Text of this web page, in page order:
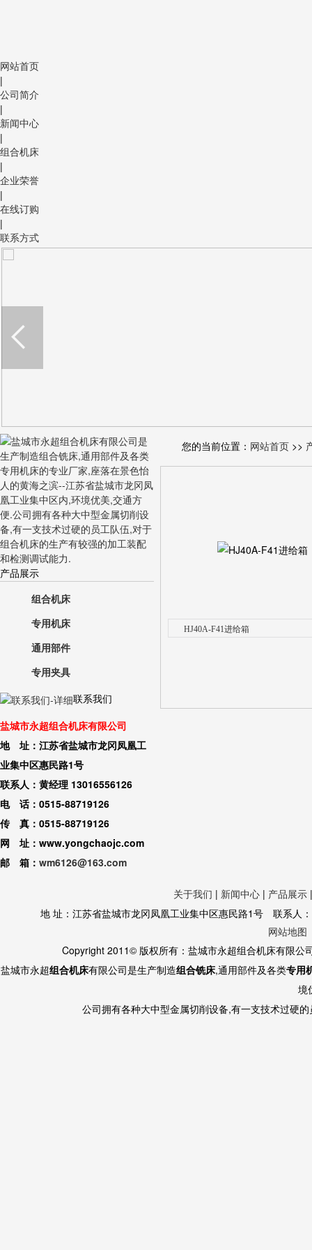
网站首页
|
公司简介
|
新闻中心
|
组合机床
|
企业荣誉
|
在线订购
|
联系方式
产品展示
组合机床
专用机床
通用部件
专用夹具
联系我们
盐城市永超组合机床有限公司
地 址：江苏省盐城市龙冈凤凰工
业集中区惠民路1号
联系人：黄经理 13016556126
电 话：0515-88719126
传 真：0515-88719126
网 址：www.yongchaojc.com
邮 箱： wm6126@163.com
您的当前位置： 网站首页 >>
HJ40A-F41进给箱
关于我们 | 新闻中心 | 产品展示
地 址：江苏省盐城市龙冈凤凰工业集中区惠民路1号 联系
网站地图
Copyright 2011© 版权所有：盐城市永超组合机床有限
盐城市永超组合机床有限公司是生产制造组合铣床,通用部件及各类专用
境
公司拥有各种大中型金属切削设备,有一支技术过硬